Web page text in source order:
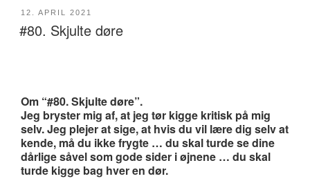
POSTED
12. APRIL 2021
#80. Skjulte døre
Om “#80. Skjulte døre”.
Jeg bryster mig af, at jeg tør kigge kritisk på mig
selv. Jeg plejer at sige, at hvis du vil lære dig selv at
kende, må du ikke frygte … du skal turde se dine
dårlige såvel som gode sider i øjnene … du skal
turde kigge bag hver en dør.